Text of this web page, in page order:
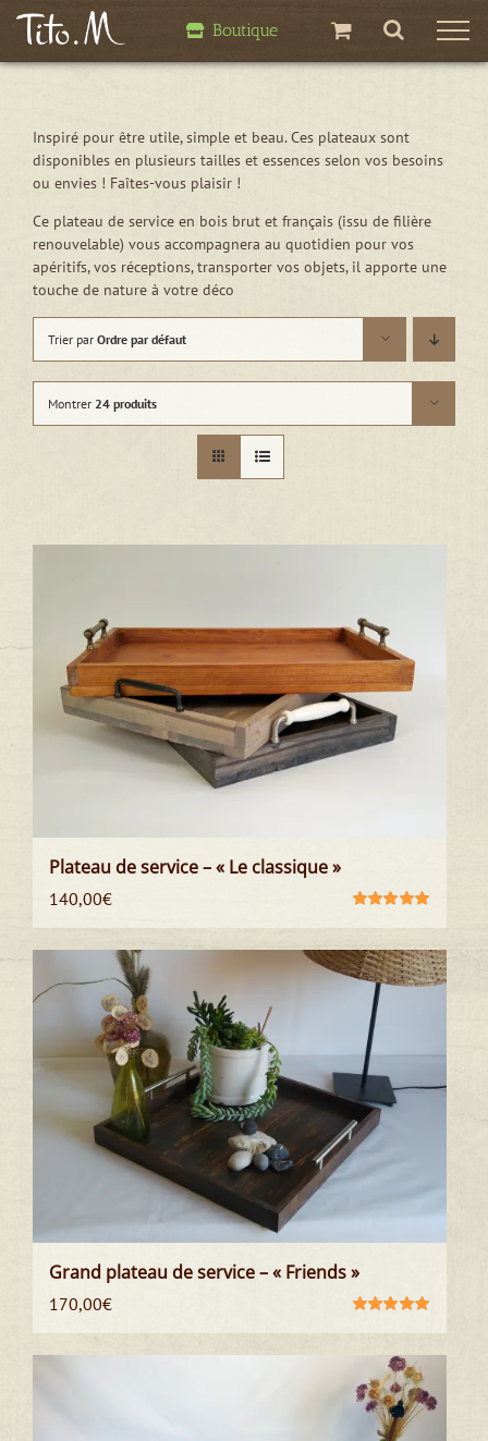
Passer
Boutique
Inspiré pour être utile, simple et beau. Ces plateaux sont
disponibles en plusieurs tailles et essences selon vos besoins
ou envies ! Faîtes-vous plaisir !
Ce plateau de service en bois brut et français (issu de filière
renouvelable) vous accompagnera au quotidien pour vos
apéritifs, vos réceptions, transporter vos objets, il apporte une
touche de nature à votre déco
Trier par Ordre par défaut
Montrer 24 produits
Plateau de service – « Le classique »
140,00€
Grand plateau de service – « Friends »
170,00€